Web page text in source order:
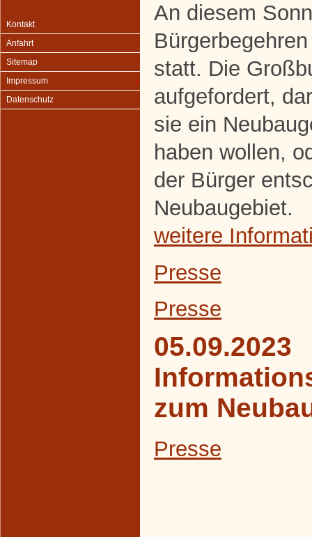
Kontakt
Anfahrt
Sitemap
Impressum
Datenschutz
An diesem
statt. Die
aufgefordert,
sie ein
haben wollen,
der Bürger
Neubaugebiet.
weitere
Presse
Presse
05.09.2023
zum
Presse